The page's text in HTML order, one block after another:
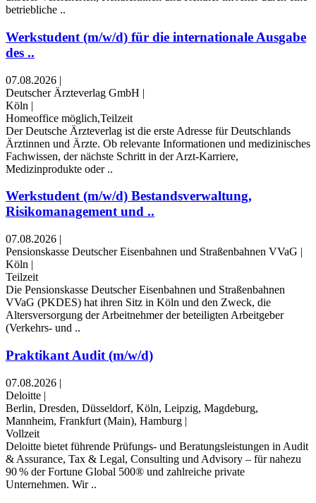
betriebliche ..
Werkstudent (m/w/d) für die internationale Ausgabe
des ..
07.08.2026 |
Deutscher Ärzteverlag GmbH |
Köln |
Homeoffice möglich,Teilzeit
Der Deutsche Ärzteverlag ist die erste Adresse für Deutschlands
Ärztinnen und Ärzte. Ob relevante Informationen und medizinisches
Fachwissen, der nächste Schritt in der Arzt-Karriere,
Medizinprodukte oder ..
Werkstudent (m/w/d) Bestandsverwaltung,
Risikomanagement und ..
07.08.2026 |
Pensionskasse Deutscher Eisenbahnen und Straßenbahnen VVaG |
Köln |
Teilzeit
Die Pensionskasse Deutscher Eisenbahnen und Straßenbahnen
VVaG (PKDES) hat ihren Sitz in Köln und den Zweck, die
Altersversorgung der Arbeitnehmer der beteiligten Arbeitgeber
(Verkehrs- und ..
Praktikant Audit (m/w/d)
07.08.2026 |
Deloitte |
Berlin, Dresden, Düsseldorf, Köln, Leipzig, Magdeburg,
Mannheim, Frankfurt (Main), Hamburg |
Vollzeit
Deloitte bietet führende Prüfungs- und Beratungsleistungen in Audit
& Assurance, Tax & Legal, Consulting und Advisory – für nahezu
90 % der Fortune Global 500® und zahlreiche private
Unternehmen. Wir ..